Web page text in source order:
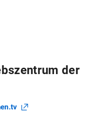
der